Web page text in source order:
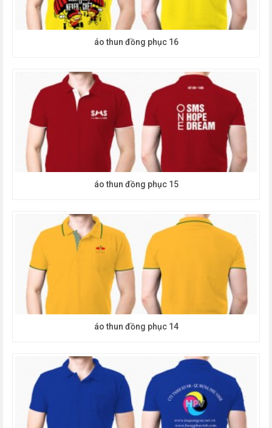
áo thun đồng phục 16
áo thun đồng phục 15
áo thun đồng phục 14